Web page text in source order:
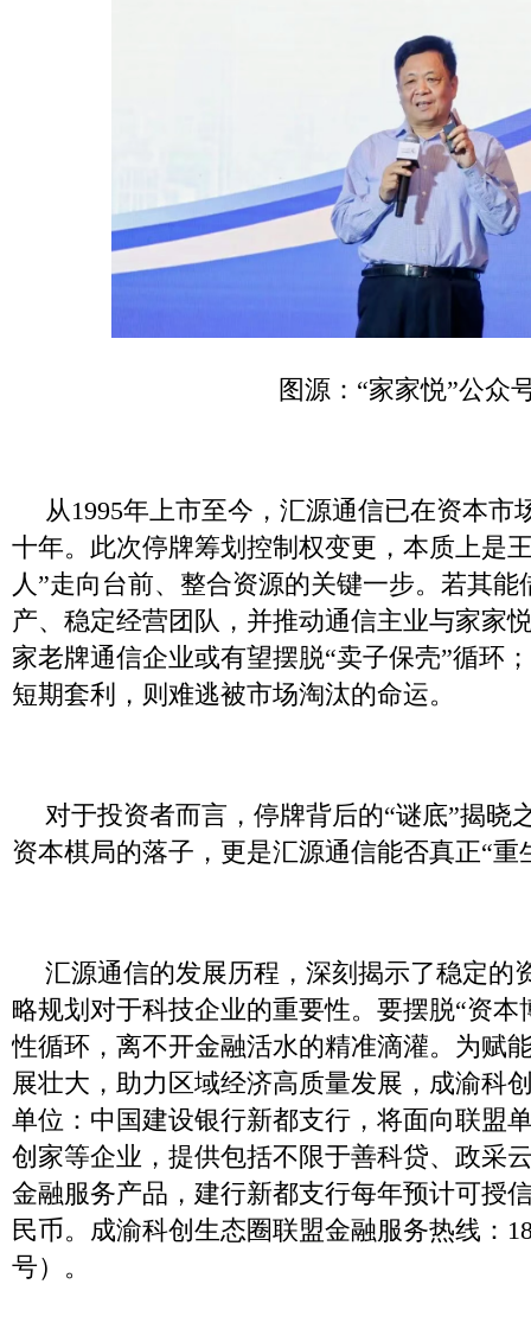
图源：“家家悦”公众
从1995年上市至今，汇源通信已在资本市
十年。此次停牌筹划控制权变更，本质上是
人”走向台前、整合资源的关键一步。若其
产、稳定经营团队，并推动通信主业与家家
家老牌通信企业或有望摆脱“卖子保壳”循环
短期套利，则难逃被市场淘汰的命运。
对于投资者而言，停牌背后的“谜底”揭晓
资本棋局的落子，更是汇源通信能否真正“重
汇源通信的发展历程，深刻揭示了稳定的
略规划对于科技企业的重要性。要摆脱“资本
性循环，离不开金融活水的精准滴灌。为赋
展壮大，助力区域经济高质量发展，成渝科
单位：中国建设银行新都支行，将面向联盟
创家等企业，提供包括不限于善科贷、政采
金融服务产品，建行新都支行每年预计可授
民币。成渝科创生态圈联盟金融服务热线：
号）。